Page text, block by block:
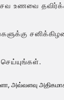
உணவை
அவ்வளவு